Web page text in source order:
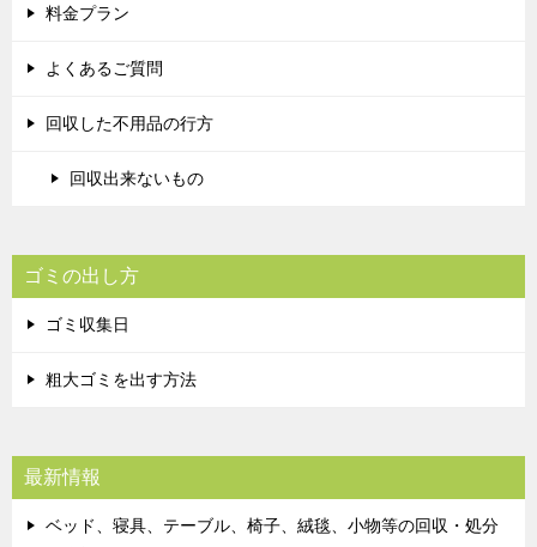
料金プラン
よくあるご質問
回収した不用品の行方
回収出来ないもの
ゴミの出し方
ゴミ収集日
粗大ゴミを出す方法
最新情報
ベッド、寝具、テーブル、椅子、絨毯、小物等の回収・処分